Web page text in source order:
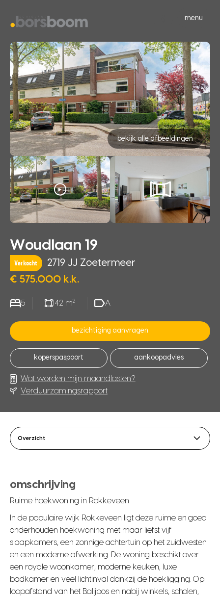
menu
bekijk alle afbeeldingen
Woudlaan 19
Verkocht
2719 JJ Zoetermeer
€ 575.000 k.k.
5 142 m2 A
bezichtiging aanvragen
koperspaspoort aankoopadvies
Wat worden mijn maandlasten?
Verduurzamingsrapport
Overzicht
omschrijving
Ruime hoekwoning in Rokkeveen
In de populaire wijk Rokkeveen ligt deze ruime en goed
onderhouden hoekwoning met maar liefst vijf
slaapkamers, een zonnige achtertuin op het zuidwesten
en een moderne afwerking. De woning beschikt over
een royale woonkamer, moderne keuken, luxe
badkamer en veel lichtinval dankzij de hoekligging. Op
loopafstand van het Balijbos en nabij winkels, scholen,